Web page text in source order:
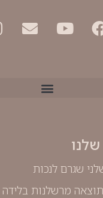
שגרם לנכות
מרשלנות בלידה